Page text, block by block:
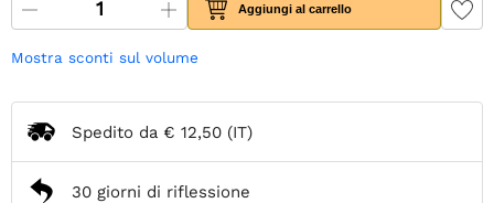
Aggiungi al carrello
Mostra sconti sul volume
Spedito da € 12,50 (IT)
30 giorni di riflessione